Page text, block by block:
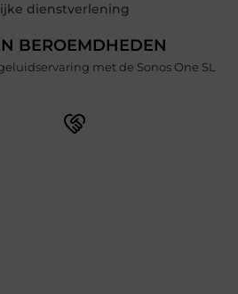
dienstverlening
BEROEMDHEDEN
met de Sonos One SL